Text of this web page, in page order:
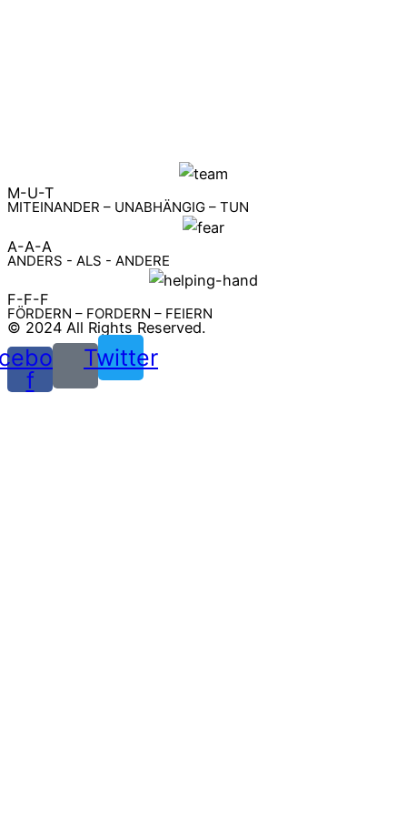
M-U-T
MITEINANDER – UNABHÄNGIG – TUN
A-A-A
ANDERS - ALS - ANDERE
F-F-F
FÖRDERN – FORDERN – FEIERN
© 2024 All Rights Reserved.
f
Twitter